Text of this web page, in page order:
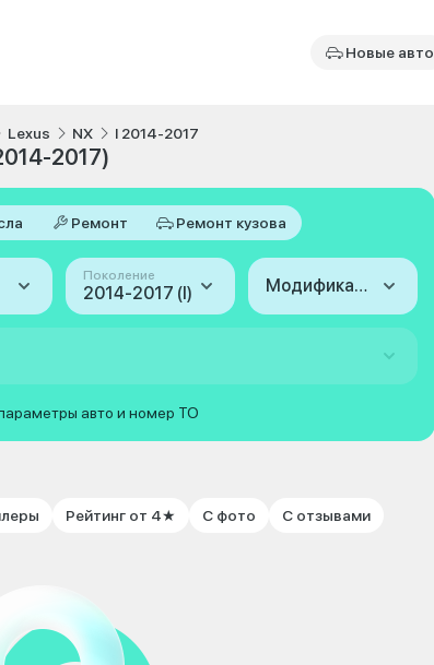
Новые авто
Lexus NX I 2014-2017
2017)
Ремонт Ремонт кузова
Поколение
2014-2017 (I) Модификация
авто и номер ТО
Рейтинг от 4★ С фото С отзывами